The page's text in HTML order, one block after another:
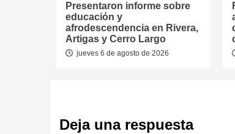
Presentaron informe sobre
educación y
afrodescendencia en Rivera,
Artigas y Cerro Largo
jueves 6 de agosto de 2026
Deja una respuesta